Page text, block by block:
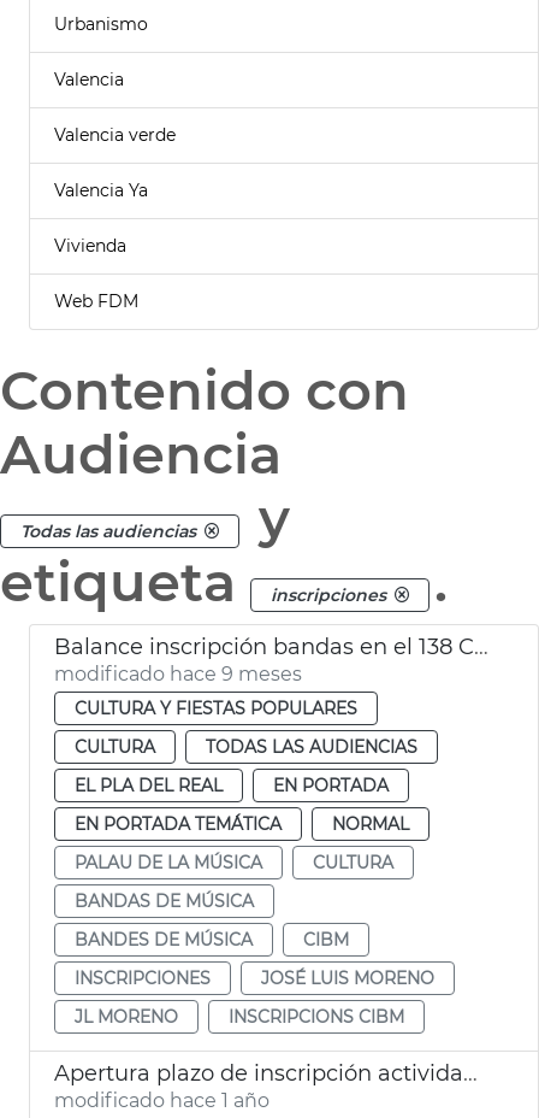
Urbanismo
Valencia
Valencia verde
Valencia Ya
Vivienda
Web FDM
Contenido con
Audiencia
Todas las audiencias
y
etiqueta
inscripciones .
Balance inscripción bandas en el 138 CIBM
modificado hace 9 meses
CULTURA Y FIESTAS POPULARES
CULTURA
TODAS LAS AUDIENCIAS
EL PLA DEL REAL
EN PORTADA
EN PORTADA TEMÁTICA
NORMAL
PALAU DE LA MÚSICA
CULTURA
BANDAS DE MÚSICA
BANDES DE MÚSICA
CIBM
INSCRIPCIONES
JOSÉ LUIS MORENO
JL MORENO
INSCRIPCIONS CIBM
Apertura plazo de inscripción actividades personas mayores València
modificado hace 1 año